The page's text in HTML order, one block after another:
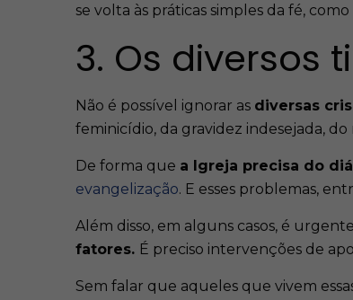
se volta às práticas simples da fé,
3. Os diversos
Não é possível ignorar as diversas
feminicídio, da gravidez indesejada, do
De forma que a Igreja precisa do
evangelização. E esses problemas,
Além disso, em alguns casos, é
fatores. É preciso intervenções de
Sem falar que aqueles que vivem